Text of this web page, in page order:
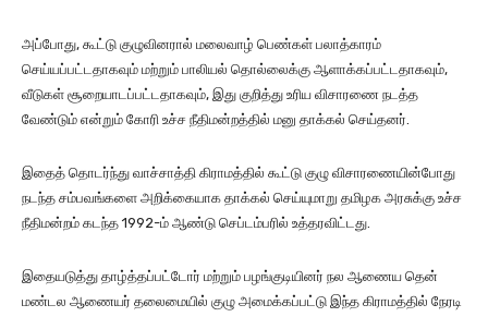
அப்போது, கூட்டு குழுவினரால் மலைவாழ் பெண்கள் பலாத்காரம்
செய்யப்பட்டதாகவும் மற்றும் பாலியல் தொல்லைக்கு ஆளாக்கப்பட்டதாகவும்,
வீடுகள் சூறையாடப்பட்டதாகவும், இது குறித்து உரிய விசாரணை நடத்த
வேண்டும் என்றும் கோரி உச்ச நீதிமன்றத்தில் மனு தாக்கல் செய்தனர்.
இதைத் தொடர்ந்து வாச்சாத்தி கிராமத்தில் கூட்டு குழு விசாரணையின்போது
நடந்த சம்பவங்களை அறிக்கையாக தாக்கல் செய்யுமாறு தமிழக அரசுக்கு உச்ச
நீதிமன்றம் கடந்த 1992-ம் ஆண்டு செப்டம்பரில் உத்தரவிட்டது.
இதையடுத்து தாழ்த்தப்பட்டோர் மற்றும் பழங்குடியினர் நல ஆணைய தென்
மண்டல ஆணையர் தலைமையில் குழு அமைக்கப்பட்டு இந்த கிராமத்தில் நேரடி